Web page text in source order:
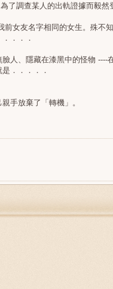
了調查某人的出軌證據而毅然
女友名字相同的女生。殊不
．．．
人、隱藏在漆黑中的怪物 ----
．．．．．
手放棄了「轉機」。